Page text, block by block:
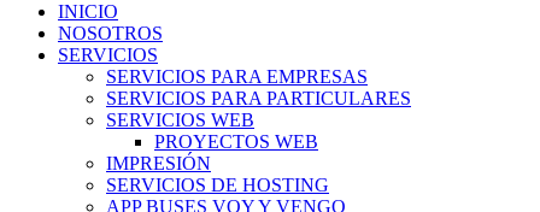
INICIO
NOSOTROS
SERVICIOS
SERVICIOS PARA EMPRESAS
SERVICIOS PARA PARTICULARES
SERVICIOS WEB
PROYECTOS WEB
IMPRESIÓN
SERVICIOS DE HOSTING
APP BUSES VOY Y VENGO